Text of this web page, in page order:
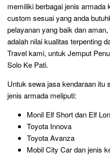
memiliki berbagai jenis armada
custom sesuai yang anda
pelayanan yang baik dan
adalah nilai kualitas terpenting
Travel kami, untuk Jemput
Solo Ke Pati.
Untuk sewa jasa kendaraan itu
jenis armada meliputi:
Monil Elf Short dan Elf
Toyota Innova
Toyota Avanza
Mobil City Car dan jenis